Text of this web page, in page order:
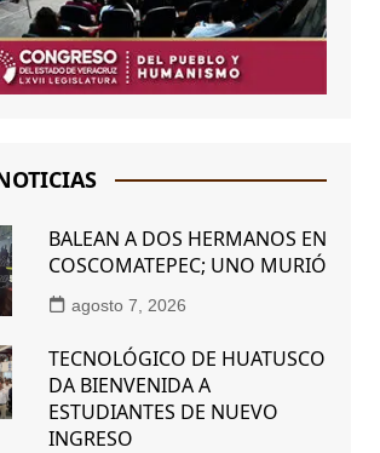
BALEAN A DOS HERMANOS EN
COSCOMATEPEC; UNO MURIÓ
agosto 7, 2026
TECNOLÓGICO DE HUATUSCO
DA BIENVENIDA A
ESTUDIANTES DE NUEVO
INGRESO